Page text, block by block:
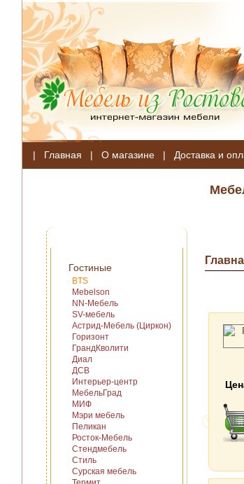
| Главная | О магазине | Доставка и
Гостиные
BTS
Mebelson
NN-Мебель
SV-мебель
Астрид-Мебель (Циркон)
Горизонт
ГрандКволити
Диал
ДСВ
Интерьер-центр
МебельГрад
МИФ
Мэри мебель
Пеликан
Росток-Мебель
Стендмебель
Стиль
Сурская мебель